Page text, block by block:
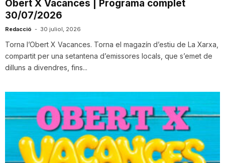
Obert X Vacances | Programa complet
30/07/2026
Redacció - 30 juliol, 2026
Torna l’Obert X Vacances. Torna el magazín d’estiu de La Xarxa,
compartit per una setantena d’emissores locals, que s’emet de
dilluns a divendres, fins...